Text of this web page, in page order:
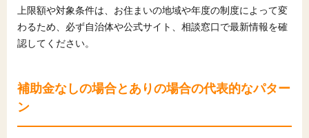
上限額や対象条件は、お住まいの地域や年度の制度によって変
わるため、必ず自治体や公式サイト、相談窓口で最新情報を確
認してください。
補助金なしの場合とありの場合の代表的なパター
ン